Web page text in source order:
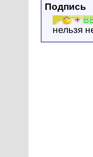
Подпись
нельзя